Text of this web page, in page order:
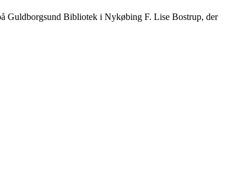
Guldborgsund Bibliotek i Nykøbing F. Lise Bostrup, der